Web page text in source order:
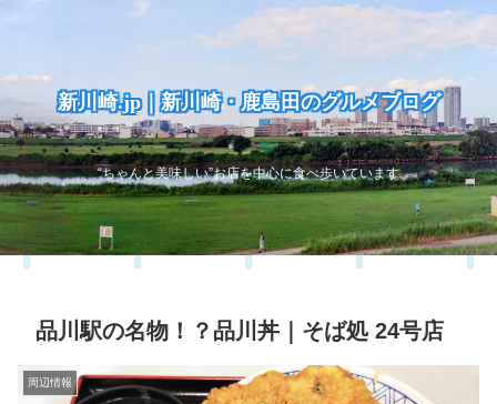
新川崎.jp｜新川崎・鹿島田のグルメブログ
“ちゃんと美味しい”お店を中心に食べ歩いています
品川駅の名物！？品川丼｜そば処 24号店
周辺情報